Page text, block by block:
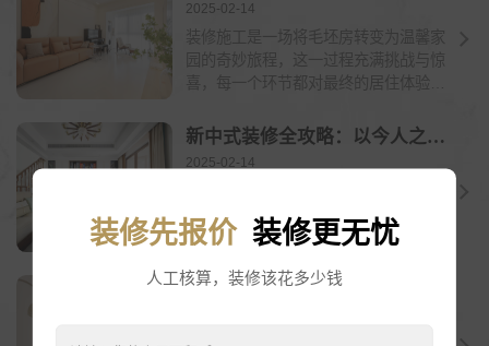
2025-02-14
装修施工是一场将毛坯房转变为温馨家
园的奇妙旅程，这一过程充满挑战与惊
喜，每一个环节都对最终的居住体验有
新中式装修全攻略：以今人之眼,重塑东方雅韵
2025-02-14
诗意共创新中式风格，是用当代设计语
言重释东方美学的艺术实验。它摒弃传
装修先报价 装修更无忧
人工核算，装修该花多少钱